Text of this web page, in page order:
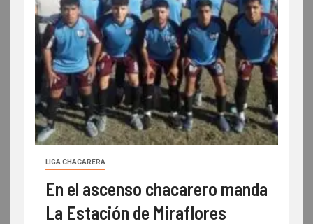
LIGA CHACARERA
En el ascenso chacarero manda
La Estación de Miraflores